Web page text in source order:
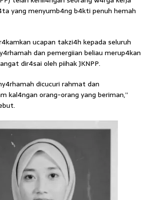
yang menyumb4ng b4kti penuh hemah
ucapan takzi4h kepada seluruh
dan pemergiian beliau merup4kan
dir4sai oleh piihak JKNPP.
dicucuri rahmat dan
kal4ngan orang-orang yang beriman,”